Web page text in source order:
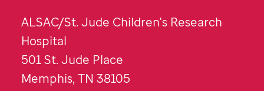
ALSAC/St. Jude Children's Research
Hospital
501St. Jude Place
Memphis, TN 38105